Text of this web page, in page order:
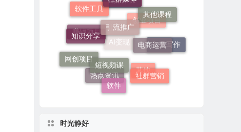
自媒体课
创业项目
AI变现
赚钱项目
软件工具 其他课程
文案写作
其他
热点资讯
网创项目
知识分享
引流推广
电商运营
社群营销
软件
短视频课
时光静好